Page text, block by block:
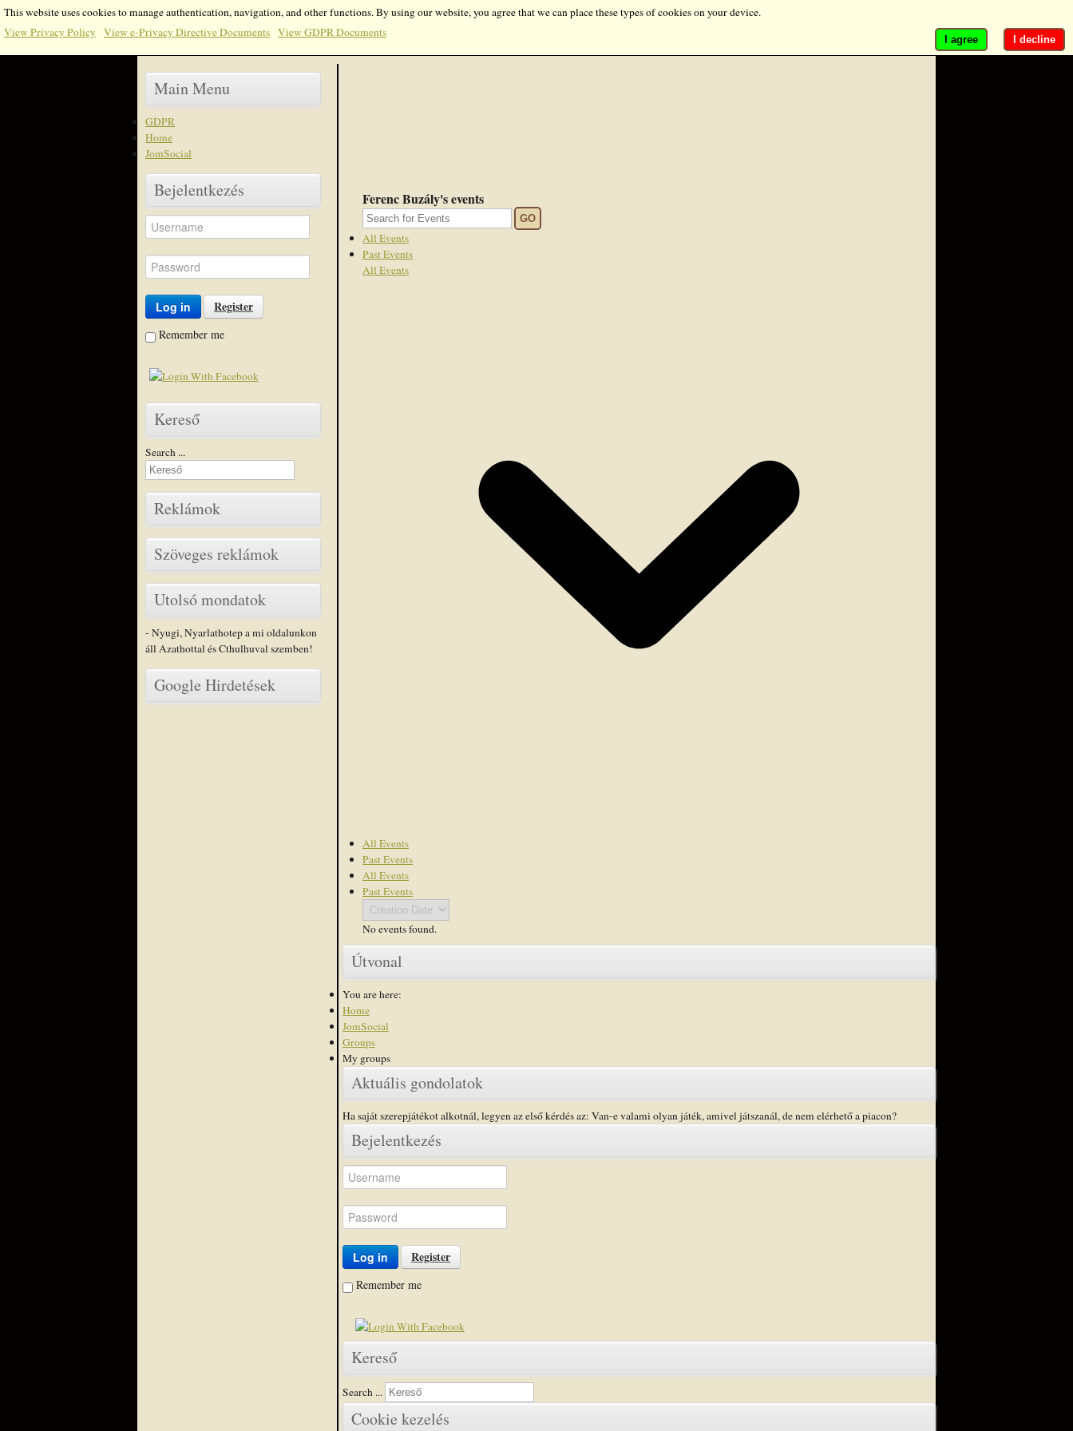
Main Menu
GDPR
Home
JomSocial
Bejelentkezés
Log in Register
Remember me
Kereső
Search ...
Reklámok
Szöveges reklámok
Utolsó mondatok
- Nyugi, Nyarlathotep a mi oldalunkon
áll Azathottal és Cthulhuval szemben!
Google Hirdetések
Ferenc Buzály's events
GO
All Events
Past Events
All Events
All Events
Past Events
All Events
Past Events
No events found.
Útvonal
You are here:
Home
JomSocial
Groups
My groups
Aktuális gondolatok
Ha saját szerepjátékot alkotnál, legyen az első kérdés az: Van-e valami olyan játék, amivel játszanál, de nem elérhető a piacon?
Bejelentkezés
Log in Register
Remember me
Kereső
Search ...
Cookie kezelés
This website uses cookies to manage authentication, navigation, and other functions. By using our website, you agree that we can place these types of cookies on your device.
View Privacy Policy
View e-Privacy Directive Documents View GDPR Documents
I decline
I agree